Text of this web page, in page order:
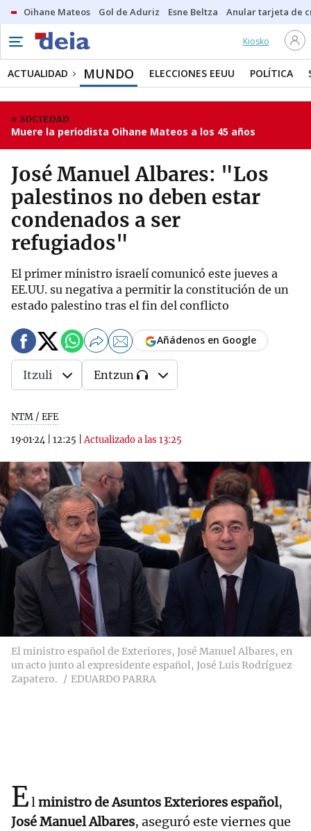
Oihane Mateos Gol de Aduriz Esne Beltza Anular tarjeta de
Kiosko
ACTUALIDAD MUNDO ELECCIONES EEUU POLÍTICA
SOCIEDAD
Muere la periodista Oihane Mateos a los 45 años
José Manuel Albares: "Los
palestinos no deben estar
condenados a ser
refugiados"
El primer ministro israelí comunicó este jueves a
EE.UU. su negativa a permitir la constitución de un
estado palestino tras el fin del conflicto
NTM / EFE
19·01·24
12:25 |Actualizado a las 13:25
Añádenos en Google
Itzuli Entzun
El ministro español de Exteriores, José Manuel Albares, en
un acto junto al expresidente español, José Luis Rodríguez
Zapatero.
EDUARDO PARRA
Elministro de Asuntos Exteriores español,
José Manuel Albares, aseguró este viernes que